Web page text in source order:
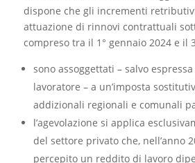
dispone che gli incrementi
attuazione di rinnovi contrattuali
compreso tra il 1° gennaio 2024 e il
sono assoggettati – salvo
lavoratore – a un’imposta
addizionali regionali e comunali
l’agevolazione si applica
del settore privato che, nell’anno
percepito un reddito di lavoro